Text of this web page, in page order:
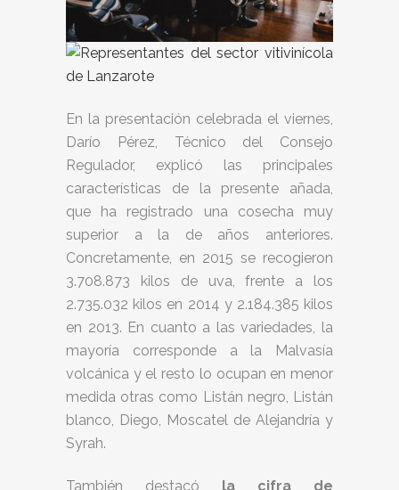
En la presentación celebrada el viernes,
Darío Pérez, Técnico del Consejo
Regulador, explicó las principales
características de la presente añada,
que ha registrado una cosecha muy
superior a la de años anteriores.
Concretamente, en 2015 se recogieron
3.708.873 kilos de uva, frente a los
2.735.032 kilos en 2014 y 2.184.385 kilos
en 2013. En cuanto a las variedades, la
mayoría corresponde a la Malvasía
volcánica y el resto lo ocupan en menor
medida otras como Listán negro, Listán
blanco, Diego, Moscatel de Alejandría y
Syrah.
También destacó la cifra de